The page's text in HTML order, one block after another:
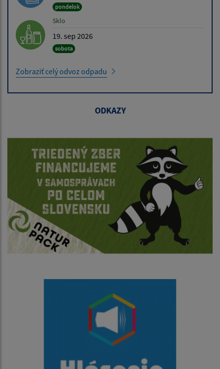
pondelok
Sklo
19. sep 2026
sobota
Zobraziť celý odvoz odpadu
ODKAZY